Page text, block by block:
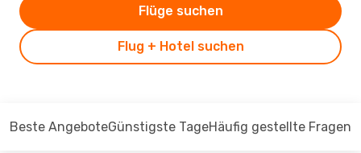
Flug + Hotel suchen
Flüge suchen
Beste AngeboteGünstigste TageHäufig gestellte Fragen